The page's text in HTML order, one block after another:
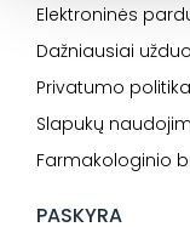
Elektroninės
Dažniausiai
Privatumo politika
Slapukų
Farmakologinio
PASKYRA